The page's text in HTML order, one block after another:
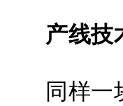
产线技
同样一块